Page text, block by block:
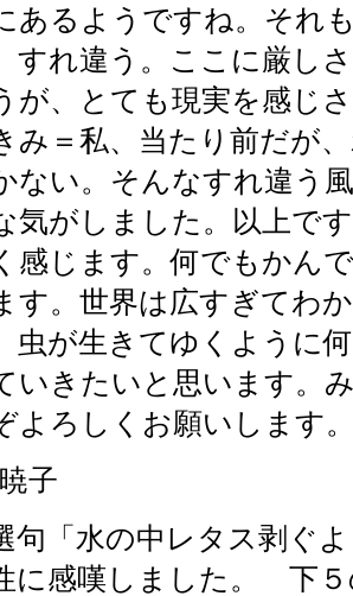
あるようですね。それ
すれ違う。ここに厳し
が、とても現実を感じ
み＝私、当たり前だが
ない。そんなすれ違う
気がしました。以上で
感じます。何でもかん
す。世界は広すぎてわ
虫が生きてゆくように
いきたいと思います。
よろしくお願いします
子
句「水の中レタス剥ぐ
に感嘆しました。 下５